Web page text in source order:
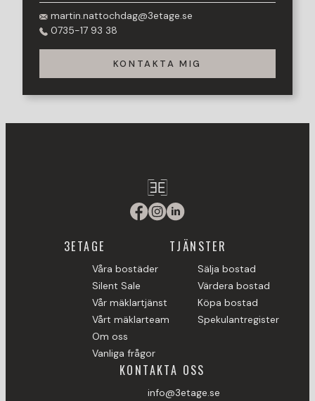
martin.nattochdag@3etage.se
0735-17 93 38
KONTAKTA MIG
3ETAGE
Våra bostäder
Silent Sale
Vår mäklartjänst
Vårt mäklarteam
Om oss
Vanliga frågor
TJÄNSTER
Sälja bostad
Värdera bostad
Köpa bostad
Spekulantregister
KONTAKTA OSS
info@3etage.se